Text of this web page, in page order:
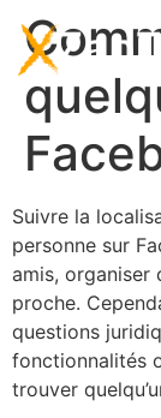
Suivre la
personne sur
amis, organiser
proche.
questions
fonctionnalités
trouver